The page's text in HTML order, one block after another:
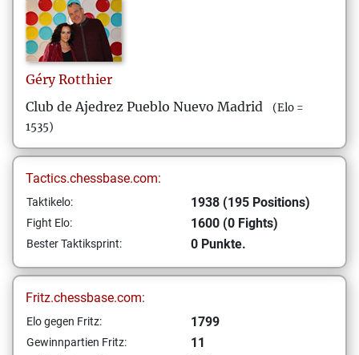
Géry Rotthier
Club de Ajedrez Pueblo Nuevo Madrid
(Elo =
1535)
Tactics.chessbase.com:
Taktikelo: 1938 (195 Positions)
Fight Elo: 1600 (0 Fights)
Bester Taktiksprint: 0 Punkte.
Fritz.chessbase.com:
Elo gegen Fritz: 1799
Gewinnpartien Fritz: 11